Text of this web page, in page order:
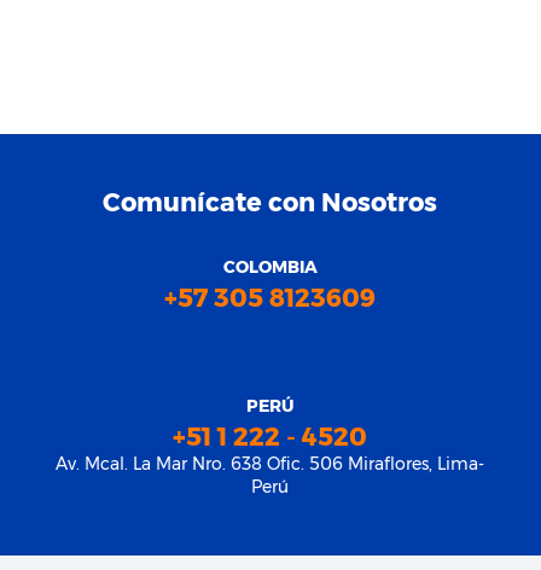
Comunícate con Nosotros
COLOMBIA
+57 305 8123609
PERÚ
+51 1 222 - 4520
Av. Mcal. La Mar Nro. 638 Ofic. 506 Miraflores, Lima-
Perú